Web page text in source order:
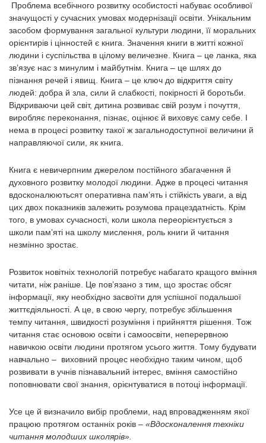
Проблема всебічного розвитку особистості набуває особливої
значущості у сучасних умовах модернізації освіти. Унікальним
засобом формування загальної культури людини, її моральних
орієнтирів і цінностей є книга. Значення книги в житті кожної
людини і суспільства в цілому величезне. Книга – це ланка, яка
зв’язує нас з минулим і майбутнім. Книга – це шлях до
пізнання речей і явищ. Книга – це ключ до відкриття світу
людей: добра й зла, сили й слабкості, покірності й боротьби.
Відкриваючи цей світ, дитина розвиває свій розум і почуття,
виробляє переконання, пізнає, оцінює й виховує саму себе. І
нема в процесі розвитку такої ж загальнодоступної величини й
направляючої сили, як книга.
Книга є невичерпним джерелом постійного збагачення й
духовного розвитку молодої людини. Адже в процесі читання
вдосконалюютьсят оперативна пам’ять і стійкість уваги, а від
цих двох показників залежить розумова працездатність. Крім
того, в умовах сучасності, коли школа переорієнтується з
школи пам’яті на школу мислення, роль книги й читання
незмінно зростає.
Розвиток новітніх технологій потребує набагато кращого вміння
читати, ніж раніше. Це пов’язано з тим, що зростає обсяг
інформації, яку необхідно засвоїти для успішної подальшої
життєдіяльності. А це, в свою чергу, потребує збільшення
темпу читання, швидкості розуміння і прийняття рішення. Тож
читання стає основою освіти і самоосвіти, неперервною
навичкою освіти людини протягом усього життя. Тому будувати
навчально – виховний процес необхідно таким чином, щоб
розвивати в учнів пізнавальний інтерес, вміння самостійно
поповнювати свої знання, орієнтуватися в потоці інформації.
Усе це й визначило вибір проблеми, над впровадженням якої
працюю протягом останніх років – «Вдосконалення техніки
читання молодших школярів».